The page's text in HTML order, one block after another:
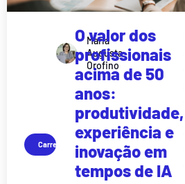
Carreira
Maria
Augusta
Orofino
O valor dos
profissionais
acima de 50
anos:
produtividade,
experiência e
inovação em
tempos de IA